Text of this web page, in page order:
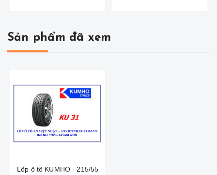
Sản phẩm đã xem
Lốp ô tô KUMHO - 215/55